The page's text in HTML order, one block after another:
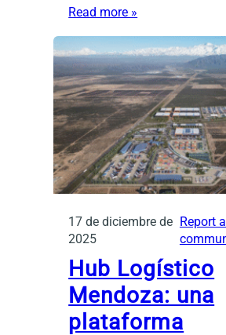
Read more »
17 de diciembre de
2025
Report
Hub Logístico
Mendoza: una
plataforma